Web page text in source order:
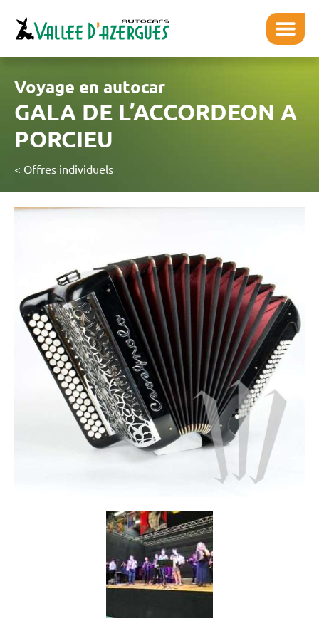
Voyage en autocar
GALA DE L’ACCORDEON A
PORCIEU
< Offres individuels